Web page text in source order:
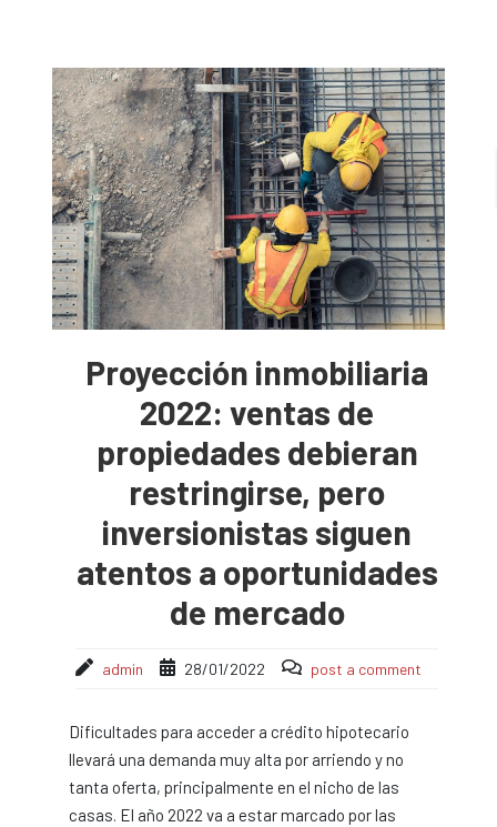
Proyección inmobiliaria
2022: ventas de
propiedades debieran
restringirse, pero
inversionistas siguen
atentos a oportunidades
de mercado
admin 28/01/2022 post a comment
Dificultades para acceder a crédito hipotecario
llevará una demanda muy alta por arriendo y no
tanta oferta, principalmente en el nicho de las
casas. El año 2022 va a estar marcado por las